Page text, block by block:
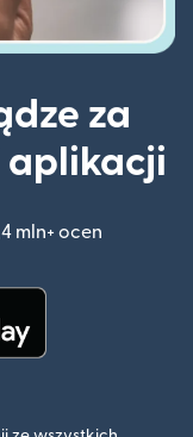
za
aplikacji
mln+ ocen
(otwiera